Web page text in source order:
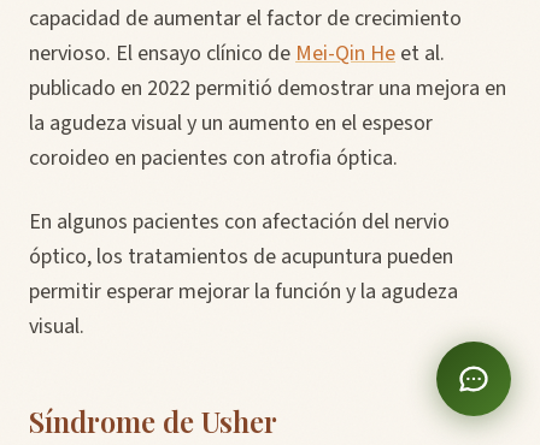
capacidad de aumentar el factor de crecimiento
nervioso. El ensayo clínico de Mei-Qin He et al.
publicado en 2022 permitió demostrar una mejora en
la agudeza visual y un aumento en el espesor
coroideo en pacientes con atrofia óptica.
En algunos pacientes con afectación del nervio
óptico, los tratamientos de acupuntura pueden
permitir esperar mejorar la función y la agudeza
visual.
Síndrome de Usher